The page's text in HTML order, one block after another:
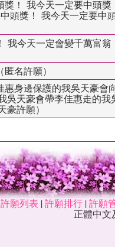
獎！ 我今天一定要中頭
頭獎！ 我今天一定要中
我今天一定會變千萬富
匿名許願）
惠身邊保護的我吳天豪會
吳天豪會帶李佳惠走的我
豪許願）
許願列表 |許願排行 |許願
正體中文